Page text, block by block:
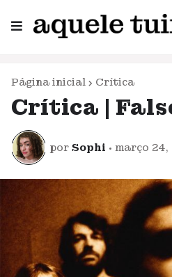
Página inicial Crítica
Crítica |
por Sophi • março 24,